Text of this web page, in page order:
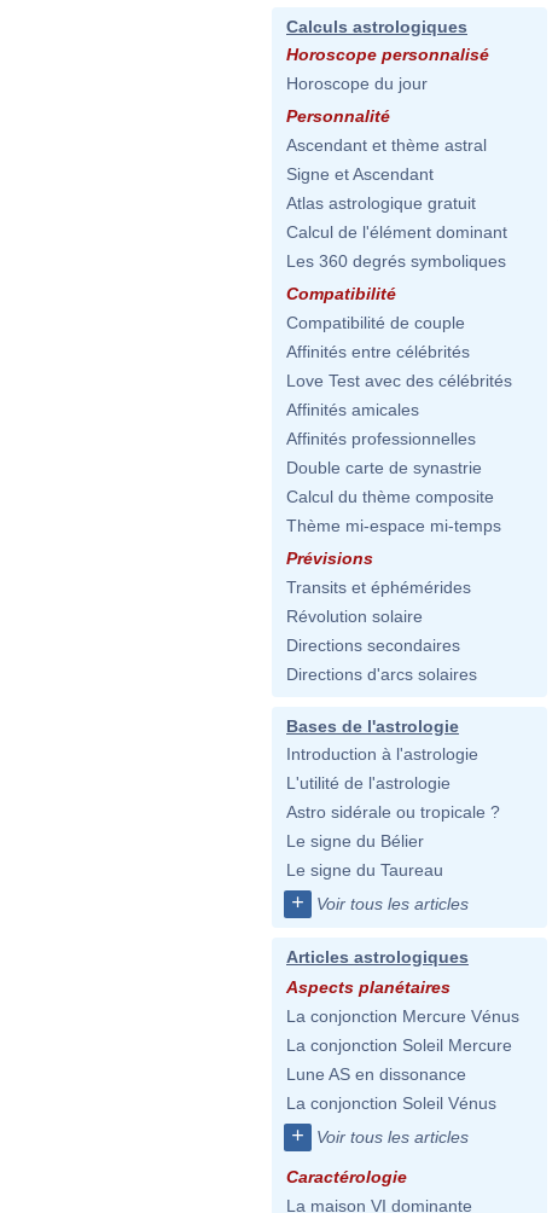
Calculs astrologiques
Horoscope personnalisé
Horoscope du jour
Personnalité
Ascendant et thème astral
Signe et Ascendant
Atlas astrologique gratuit
Calcul de l'élément dominant
Les 360 degrés symboliques
Compatibilité
Compatibilité de couple
Affinités entre célébrités
Love Test avec des célébrités
Affinités amicales
Affinités professionnelles
Double carte de synastrie
Calcul du thème composite
Thème mi-espace mi-temps
Prévisions
Transits et éphémérides
Révolution solaire
Directions secondaires
Directions d'arcs solaires
Bases de l'astrologie
Introduction à l'astrologie
L'utilité de l'astrologie
Astro sidérale ou tropicale ?
Le signe du Bélier
Le signe du Taureau
+ Voir tous les articles
Articles astrologiques
Aspects planétaires
La conjonction Mercure Vénus
La conjonction Soleil Mercure
Lune AS en dissonance
La conjonction Soleil Vénus
+ Voir tous les articles
Caractérologie
La maison VI dominante